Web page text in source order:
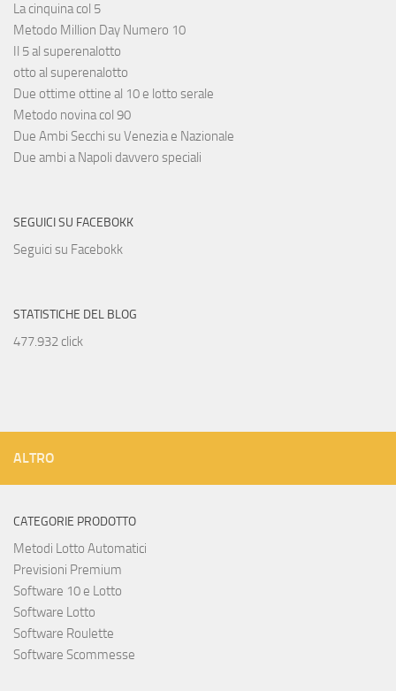
La cinquina col 5
Metodo Million Day Numero 10
Il 5 al superenalotto
otto al superenalotto
Due ottime ottine al 10 e lotto serale
Metodo novina col 90
Due Ambi Secchi su Venezia e Nazionale
Due ambi a Napoli davvero speciali
SEGUICI SU FACEBOKK
Seguici su Facebokk
STATISTICHE DEL BLOG
477.932 click
ALTRO
CATEGORIE PRODOTTO
Metodi Lotto Automatici
Previsioni Premium
Software 10 e Lotto
Software Lotto
Software Roulette
Software Scommesse